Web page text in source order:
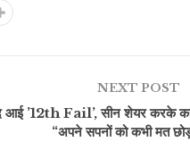
NEXT POST
आई ’12th Fail’, सीन शेयर करके
“अपने सपनों को कभी मत